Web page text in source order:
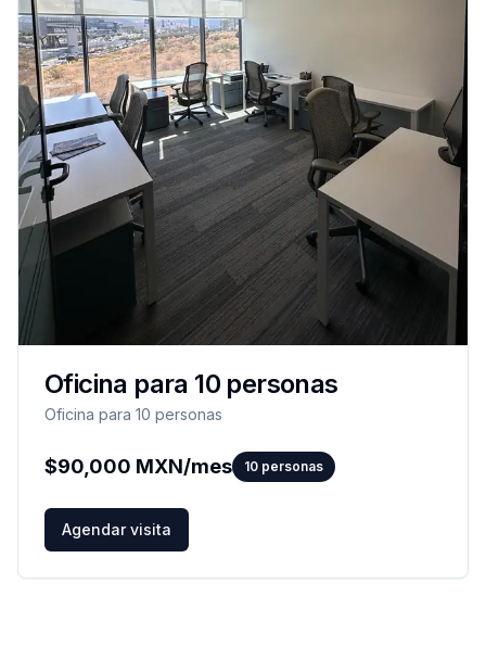
Oficina para 10 personas
Oficina para 10 personas
$90,000 MXN/mes 10 personas
Agendar visita